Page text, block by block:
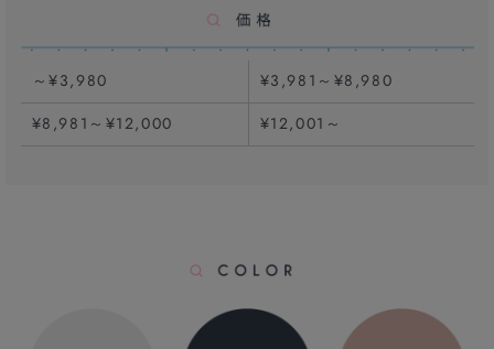
～¥3,980
¥3,981～¥8,980
¥8,981～¥12,000
¥12,001～